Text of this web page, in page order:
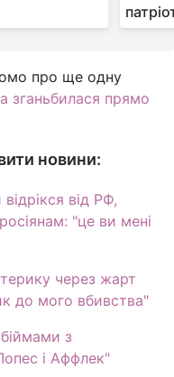
про ще одну
зганьбилася прямо
новини:
від РФ,
"це ви мені
через жарт
до мого вбивства"
з
і Аффлек"